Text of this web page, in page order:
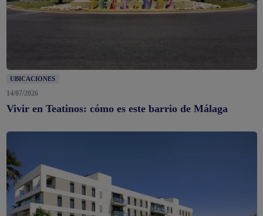
UBICACIONES
14/07/2026
Vivir en Teatinos: cómo es este barrio de Málaga